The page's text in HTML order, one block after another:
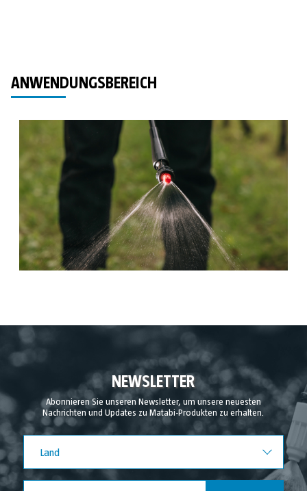
ANWENDUNGSBEREICH
NEWSLETTER
Abonnieren Sie unseren Newsletter, um unsere neuesten
Nachrichten und Updates zu Matabi-Produkten zu erhalten.
Land